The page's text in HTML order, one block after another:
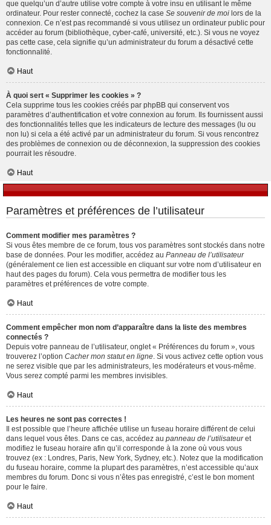
que quelqu’un d’autre utilise votre compte à votre insu en utilisant le même
ordinateur. Pour rester connecté, cochez la case Se souvenir de moi lors de la
connexion. Ce n’est pas recommandé si vous utilisez un ordinateur public pour
accéder au forum (bibliothèque, cyber-café, université, etc.). Si vous ne voyez
pas cette case, cela signifie qu’un administrateur du forum a désactivé cette
fonctionnalité.
Haut
À quoi sert « Supprimer les cookies » ?
Cela supprime tous les cookies créés par phpBB qui conservent vos
paramètres d’authentification et votre connexion au forum. Ils fournissent aussi
des fonctionnalités telles que les indicateurs de lecture des messages (lu ou
non lu) si cela a été activé par un administrateur du forum. Si vous rencontrez
des problèmes de connexion ou de déconnexion, la suppression des cookies
pourrait les résoudre.
Haut
Paramètres et préférences de l’utilisateur
Comment modifier mes paramètres ?
Si vous êtes membre de ce forum, tous vos paramètres sont stockés dans notre
base de données. Pour les modifier, accédez au Panneau de l’utilisateur
(généralement ce lien est accessible en cliquant sur votre nom d’utilisateur en
haut des pages du forum). Cela vous permettra de modifier tous les
paramètres et préférences de votre compte.
Haut
Comment empêcher mon nom d’apparaître dans la liste des membres
connectés ?
Depuis votre panneau de l’utilisateur, onglet « Préférences du forum », vous
trouverez l’option Cacher mon statut en ligne . Si vous activez cette option vous
ne serez visible que par les administrateurs, les modérateurs et vous-même.
Vous serez compté parmi les membres invisibles.
Haut
Les heures ne sont pas correctes !
Il est possible que l’heure affichée utilise un fuseau horaire différent de celui
dans lequel vous êtes. Dans ce cas, accédez au panneau de l’utilisateuret
modifiez le fuseau horaire afin qu’il corresponde à la zone où vous vous
trouvez (ex : Londres, Paris, New York, Sydney, etc.). Notez que la modification
du fuseau horaire, comme la plupart des paramètres, n’est accessible qu’aux
membres du forum. Donc si vous n’êtes pas enregistré, c’est le bon moment
pour le faire.
Haut